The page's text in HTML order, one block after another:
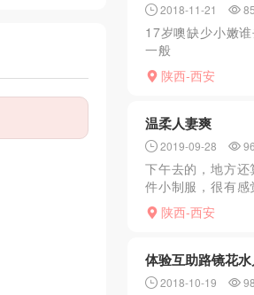
2018-11-21
17岁噢缺少小嫩
一般
陕西-西安
温柔人妻爽
2019-09-28
下午去的，地方
件小制服，很有
细的洗了下身体然
上床美女让我选
陕西-西安
体验互助路镜花水
2018-10-19